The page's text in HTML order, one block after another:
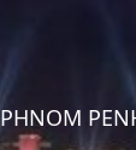
PHNOM